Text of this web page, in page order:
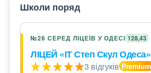
Школи поряд
№26 СЕРЕД ЛІЦЕЇВ У ОДЕСІ 128,43
ЛІЦЕЙ «ІТ Степ Скул Одеса»
3 відгуків